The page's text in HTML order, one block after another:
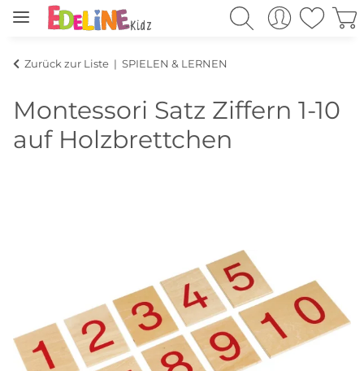
Zurück zur Liste SPIELEN & LERNEN
Montessori Satz Ziffern 1-10
auf Holzbrettchen